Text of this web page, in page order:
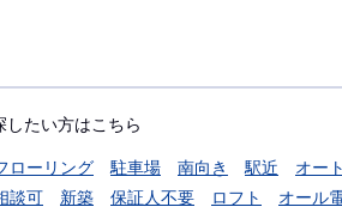
たい方はこちら
ローリング 駐車場 南向き 駅近 オー
談可 新築 保証人不要 ロフト オール